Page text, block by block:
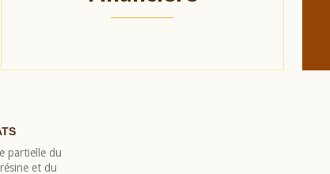
partielle du
et du